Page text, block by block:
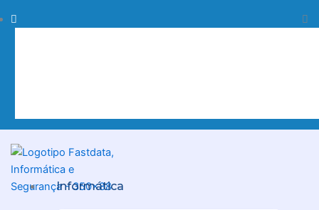
to
Procurar
Informática
Menu